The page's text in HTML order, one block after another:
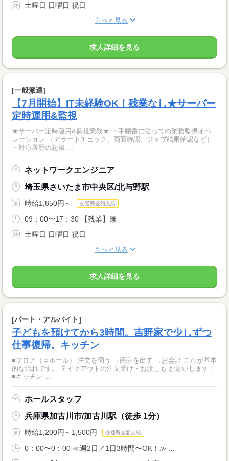
土曜日 日曜日 祝日
もっと見る
求人詳細を見る
[一般派遣]
【7月開始】IT未経験OK！残業なし★サーバー
定時運用&監視
★サーバー定時運用&監視業務★ ・手順書に従っての業務監視オペ
レーション （アラートチェック、画面確認、ジョブ結果確認など）
・対応履歴の起票 ...
ネットワークエンジニア
埼玉県さいたま市中央区/北与野駅
時給1,850円～ 交通費全額支給
09：00〜17：30 【残業】無
土曜日 日曜日 祝日
もっと見る
求人詳細を見る
[パート・アルバイト]
子どもを預けてから3時間。吉野家で少しずつ
仕事復帰。キッチン
■フロア（＝ホール） 注文を伺う →商品を出す →お会計 これが基本
的な流れです。 テイクアウトの注文受け・お渡しも お願いします！
■キッチン ...
ホールスタッフ
兵庫県加古川市/加古川駅（徒歩 1分）
時給1,200円～1,500円 交通費全額支給
0：00〜0：00 ≪週2日／1日3時間〜OK！≫ ...